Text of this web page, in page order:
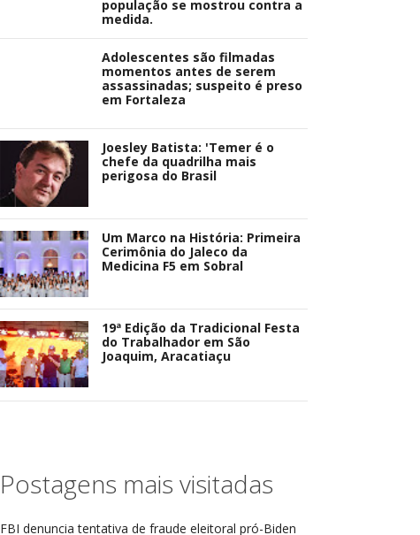
população se mostrou contra a
medida.
Adolescentes são filmadas
momentos antes de serem
assassinadas; suspeito é preso
em Fortaleza
Joesley Batista: 'Temer é o
chefe da quadrilha mais
perigosa do Brasil
Um Marco na História: Primeira
Cerimônia do Jaleco da
Medicina F5 em Sobral
19ª Edição da Tradicional Festa
do Trabalhador em São
Joaquim, Aracatiaçu
Postagens mais visitadas
FBI denuncia tentativa de fraude eleitoral pró-Biden